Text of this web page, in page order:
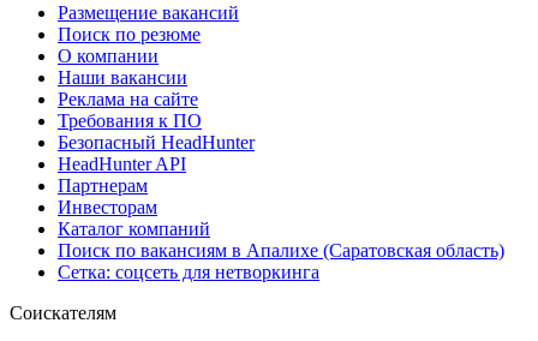
Размещение вакансий
Поиск по резюме
О компании
Наши вакансии
Реклама на сайте
Требования к ПО
Безопасный HeadHunter
HeadHunter API
Партнерам
Инвесторам
Каталог компаний
Поиск по вакансиям в Апалихе (Саратовская область)
Сетка: соцсеть для нетворкинга
Соискателям